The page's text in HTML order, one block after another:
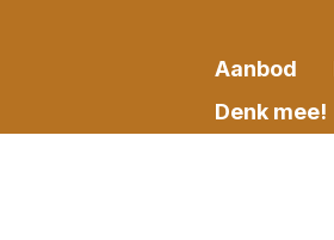
Aanbod
Denk mee!